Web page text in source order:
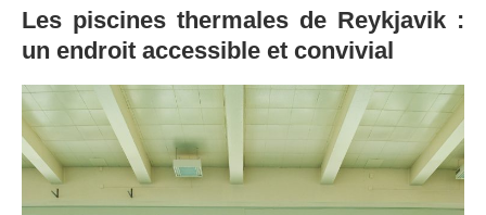
Les piscines thermales de Reykjavik :
un endroit accessible et convivial